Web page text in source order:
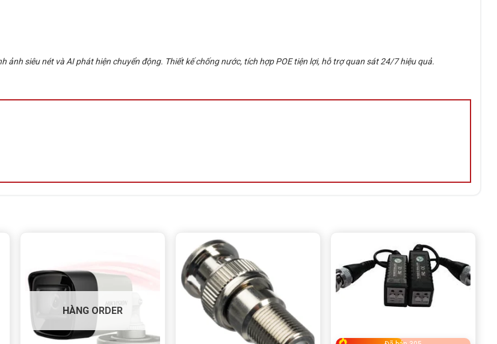
AI DS-HAKI-HFW1583
Giúp nhận diện người, vật, biển số xe dễ
– vật thể
, hạn chế báo động sai, đảm bảo cảnh
ảnh siêu nét và AI phát hiện chuyển động. Thiết kế chống nước, tích hợp POE tiện lợi, hỗ trợ quan sát 24/7 hiệu quả.
HÀNG ORDER